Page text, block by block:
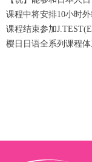
课程中将安排10小时外
课程结束参加
樱日日语全系列课程